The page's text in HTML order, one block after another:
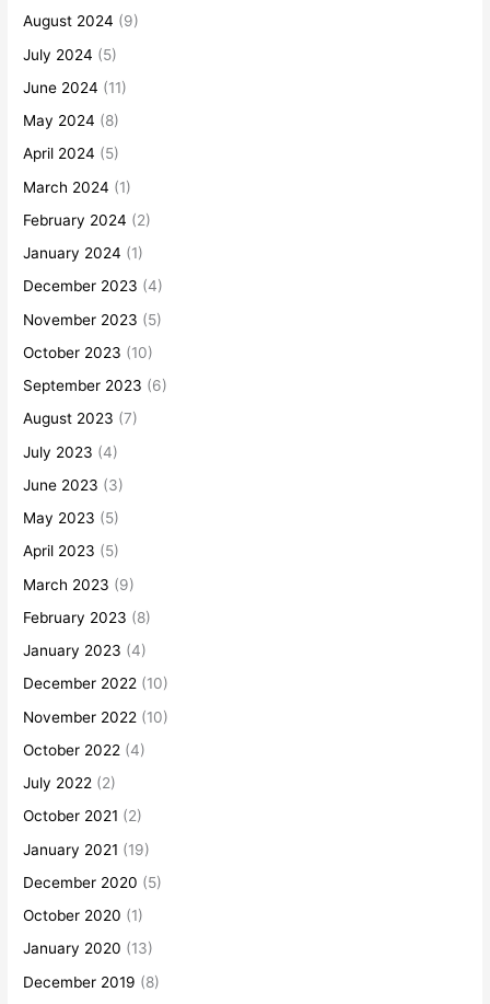
August 2024 (9)
July 2024 (5)
June 2024 (11)
May 2024 (8)
April 2024 (5)
March 2024 (1)
February 2024 (2)
January 2024 (1)
December 2023 (4)
November 2023 (5)
October 2023 (10)
September 2023 (6)
August 2023 (7)
July 2023 (4)
June 2023 (3)
May 2023 (5)
April 2023 (5)
March 2023 (9)
February 2023 (8)
January 2023 (4)
December 2022 (10)
November 2022 (10)
October 2022 (4)
July 2022 (2)
October 2021 (2)
January 2021 (19)
December 2020 (5)
October 2020 (1)
January 2020 (13)
December 2019 (8)